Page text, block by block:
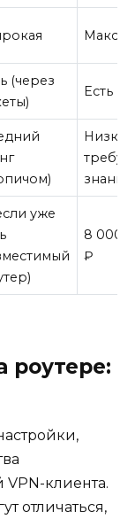
(через
Есть
уже
8
₽
роутере:
клиента.
отличаться,